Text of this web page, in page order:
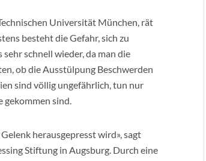
Universität München, rät
besteht die Gefahr, sich zu
schnell wieder, da man die
ob die Ausstülpung Beschwerden
sind völlig ungefährlich, tun nur
gekommen sind.
herausgepresst wird», sagt
Stiftung in Augsburg. Durch eine